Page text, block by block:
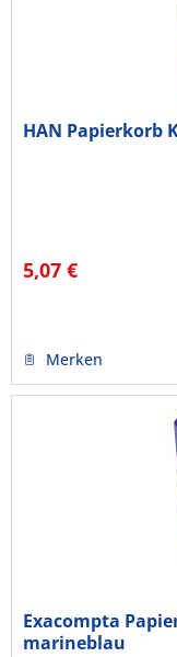
HAN Papierkorb
5,07 €
Merken
Exacompta
marineblau